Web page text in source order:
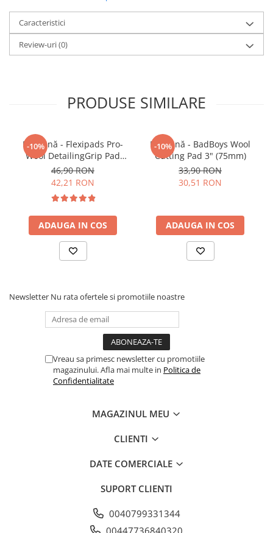
Pensule şi Perii
Mănuşi Nitril / Diverse
Kit-uri Detailing
Seria PRO (5L & 25L)
Jante şi Anvelope
Paint Protection Film (PPF)
Detailing Outlet
Distinct Lifestyle
Caracteristici
Review-uri(0)
PRODUSE SIMILARE
-10%
Pad lână - Flexipads Pro-
Wool DetailingGrip Pad
135mm
46,90 RON
42,21 RON
ADAUGA IN COS
-10%
Pad lână - BadBoys Wool
Cutting Pad 3" (75mm)
33,90 RON
30,51 RON
ADAUGA IN COS
Newsletter Nu rata ofertele si promotiile noastre
Vreau sa primesc newsletter cu promotiile
magazinului. Afla mai multe in Politica de
Confidentialitate
MAGAZINUL MEU
CLIENTI
DATE COMERCIALE
SUPORT CLIENTI
0040799331344
00447736840320